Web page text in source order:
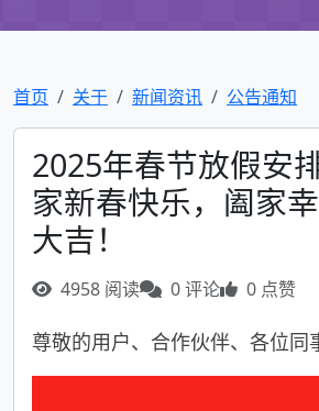
首页 关于 新闻资讯 公告通知
2025年春节放假安
家新春快乐，阖家
大吉！
4958 阅读 0 评论 0 点赞
尊敬的用户、合作伙伴、各位同